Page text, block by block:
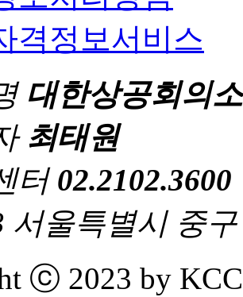
격정보서비스
대한상공회의소
최태원
터 02.2102.3600
서울특별시 중
ⓒ 2023 by